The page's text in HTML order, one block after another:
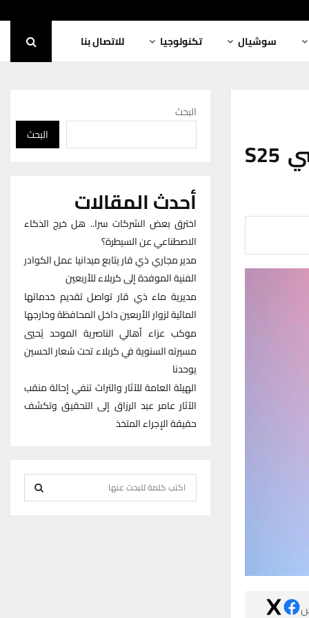
سوشيال تكنولوجيا للاتصال بنا
تسريبات جديدة تكشف مواصفات جالاكسي S25
البحث
البحث
أحدث المقالات
اخترق بعض الشركات سرا.. هل خرج الذكاء
الاصطناعي عن السيطرة؟
مدير مجاري ذي قار يتابع ميدانيا عمل الكوادر
الفنية الموفدة إلى كربلاء للأربعين
مديرية ماء ذي قار تواصل تقديم خدماتها
المائية لزوار الأربعين داخل المحافظة وخارجها
موكب عزاء أهالي الناصرية الموحد يُحيي
مسيرته السنوية في كربلاء تحت شعار الحسين
يوحدنا
الهيئة العامة للآثار والتراث تنفي إحالة منقب
الآثار عامر عبد الرزاق إلى التحقيق وتكشف
حقيقة الإجراء المتخذ
e